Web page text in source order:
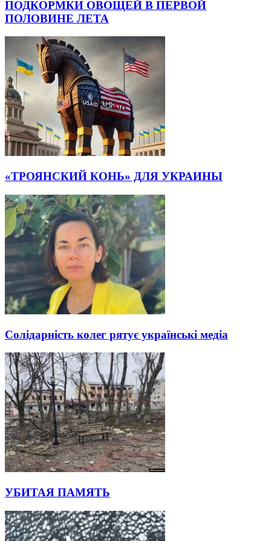
ПОДКОРМКИ ОВОЩЕЙ В ПЕРВОЙ
ПОЛОВИНЕ ЛЕТА
«ТРОЯНСКИЙ КОНЬ» ДЛЯ УКРАИНЫ
Солідарність колег рятує українські медіа
УБИТАЯ ПАМЯТЬ